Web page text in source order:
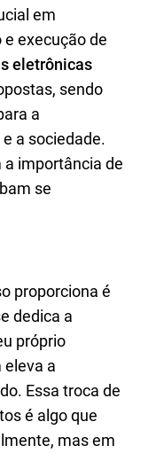
em
execução de
eletrônicas
sendo
a
a sociedade.
importância de
se
proporciona é
dedica a
próprio
a
Essa troca de
é algo que
mas em